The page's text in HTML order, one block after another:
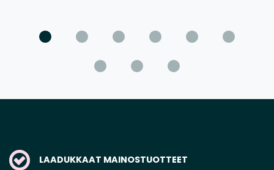
LAADUKKAAT MAINOSTUOTTEET